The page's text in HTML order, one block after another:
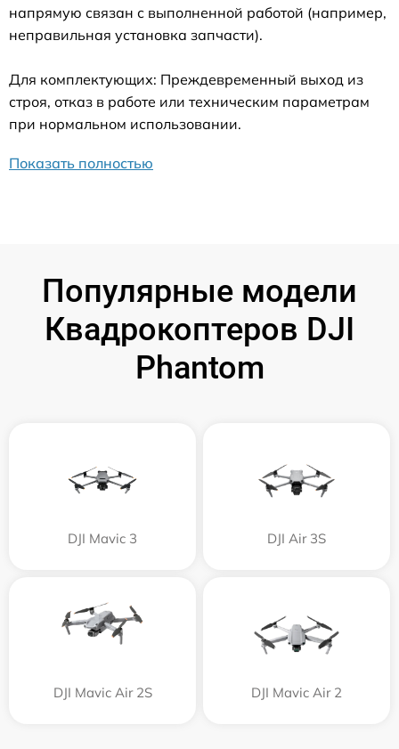
напрямую связан с выполненной работой (например,
неправильная установка запчасти).
Для комплектующих: Преждевременный выход из
строя, отказ в работе или техническим параметрам
при нормальном использовании.
Показать полностью
Популярные модели
Квадрокоптеров DJI
Phantom
DJI Mavic 3 DJI Air 3S
DJI Mavic Air 2S DJI Mavic Air 2